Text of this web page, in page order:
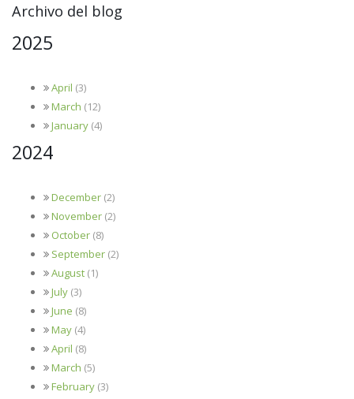
Archivo del blog
2025
April (3)
March (12)
January (4)
2024
December (2)
November (2)
October (8)
September (2)
August (1)
July (3)
June (8)
May (4)
April (8)
March (5)
February (3)